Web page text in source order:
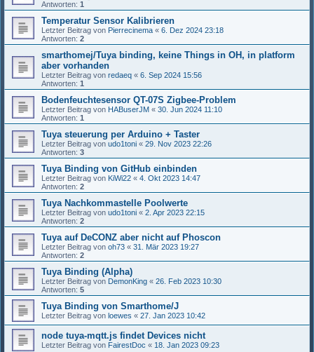
Antworten: 1
Temperatur Sensor Kalibrieren
Letzter Beitrag von Pierrecinema « 6. Dez 2024 23:18
Antworten: 2
smarthomej/Tuya binding, keine Things in OH, in platform
aber vorhanden
Letzter Beitrag von redaeq « 6. Sep 2024 15:56
Antworten: 1
Bodenfeuchtesensor QT-07S Zigbee-Problem
Letzter Beitrag von HABuserJM « 30. Jun 2024 11:10
Antworten: 1
Tuya steuerung per Arduino + Taster
Letzter Beitrag von udo1toni « 29. Nov 2023 22:26
Antworten: 3
Tuya Binding von GitHub einbinden
Letzter Beitrag von KiWi22 « 4. Okt 2023 14:47
Antworten: 2
Tuya Nachkommastelle Poolwerte
Letzter Beitrag von udo1toni « 2. Apr 2023 22:15
Antworten: 2
Tuya auf DeCONZ aber nicht auf Phoscon
Letzter Beitrag von oh73 « 31. Mär 2023 19:27
Antworten: 2
Tuya Binding (Alpha)
Letzter Beitrag von DemonKing « 26. Feb 2023 10:30
Antworten: 5
Tuya Binding von Smarthome/J
Letzter Beitrag von loewes « 27. Jan 2023 10:42
node tuya-mqtt.js findet Devices nicht
Letzter Beitrag von FairestDoc « 18. Jan 2023 09:23